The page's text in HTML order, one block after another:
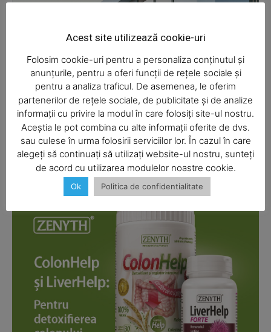
Acest site utilizează cookie-uri
Folosim cookie-uri pentru a personaliza conținutul și
anunțurile, pentru a oferi funcții de rețele sociale și
pentru a analiza traficul. De asemenea, le oferim
partenerilor de rețele sociale, de publicitate și de analize
informații cu privire la modul în care folosiți site-ul nostru.
Aceștia le pot combina cu alte informații oferite de dvs.
sau culese în urma folosirii serviciilor lor. În cazul în care
alegeți să continuați să utilizați website-ul nostru, sunteți
de acord cu utilizarea modulelor noastre cookie.
Ok Politica de confidentialitate